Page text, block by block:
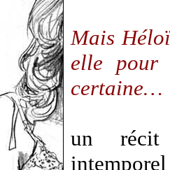
Mais
elle pour
certaine…
un récit
intemporel